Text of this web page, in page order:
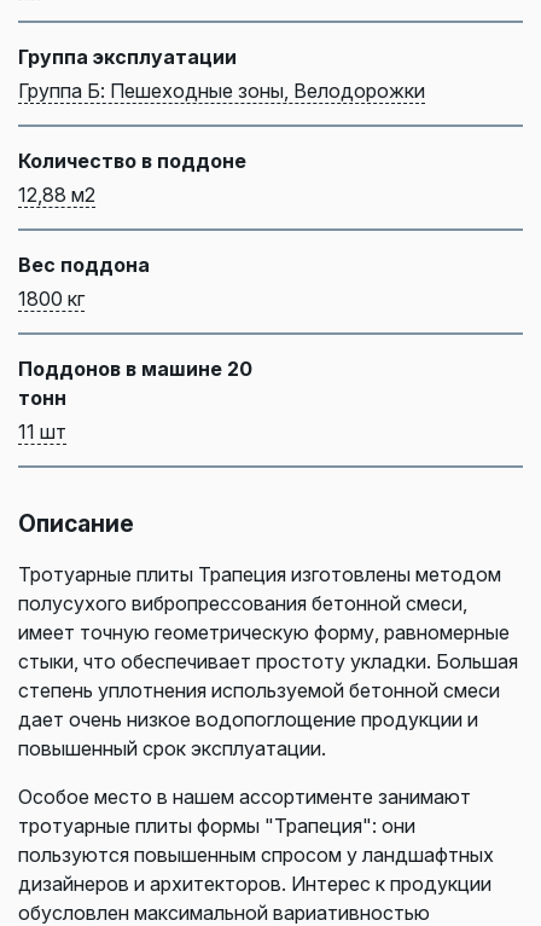
Группа эксплуатации
Группа Б: Пешеходные зоны, Велодорожки
Количество в поддоне
12,88 м2
Вес поддона
1800 кг
Поддонов в машине 20
тонн
11 шт
Описание
Тротуарные плиты Трапеция изготовлены методом
полусухого вибропрессования бетонной смеси,
имеет точную геометрическую форму, равномерные
стыки, что обеспечивает простоту укладки. Большая
степень уплотнения используемой бетонной смеси
дает очень низкое водопоглощение продукции и
повышенный срок эксплуатации.
Особое место в нашем ассортименте занимают
тротуарные плиты формы "Трапеция": они
пользуются повышенным спросом у ландшафтных
дизайнеров и архитекторов. Интерес к продукции
обусловлен максимальной вариативностью